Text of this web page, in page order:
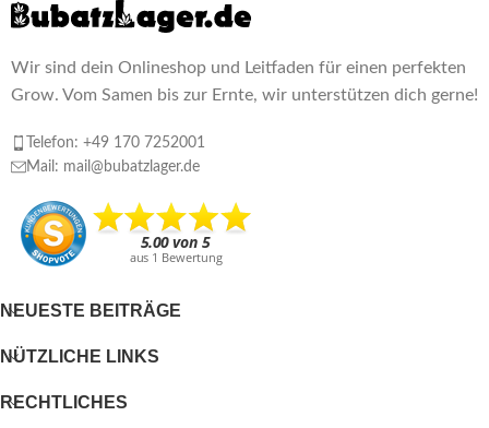
Wir sind dein Onlineshop und Leitfaden für einen perfekten
Grow. Vom Samen bis zur Ernte, wir unterstützen dich gerne!
Telefon: +49 170 7252001
Mail: mail@bubatzlager.de
NEUESTE BEITRÄGE
NÜTZLICHE LINKS
RECHTLICHES